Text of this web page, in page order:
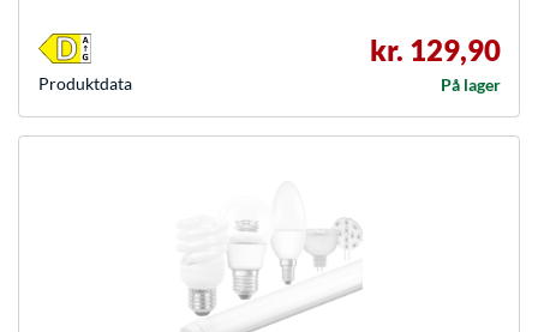
kr. 129,90
På lager
Produkt­data